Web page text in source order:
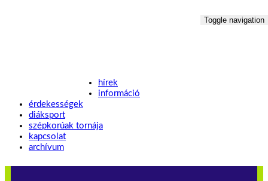
Toggle navigation
hírek
információ
érdekességek
diáksport
szépkorúak tornája
kapcsolat
archívum